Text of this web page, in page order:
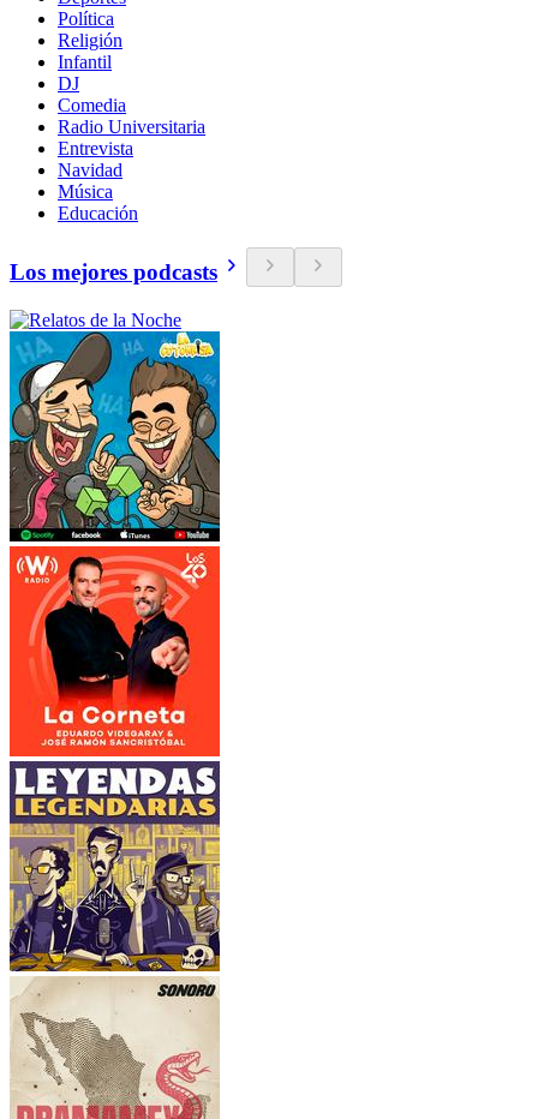
Política
Religión
Infantil
DJ
Comedia
Radio Universitaria
Entrevista
Navidad
Música
Educación
Los mejores podcasts